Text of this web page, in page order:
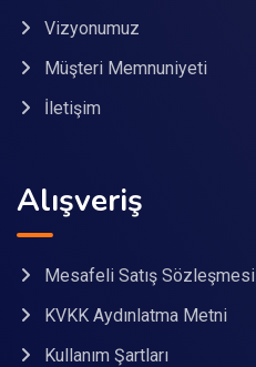
Vizyonumuz
Müşteri Memnuniyeti
İletişim
Alışveriş
Mesafeli Satış Sözleşmesi
KVKK Aydınlatma Metni
Kullanım Şartları